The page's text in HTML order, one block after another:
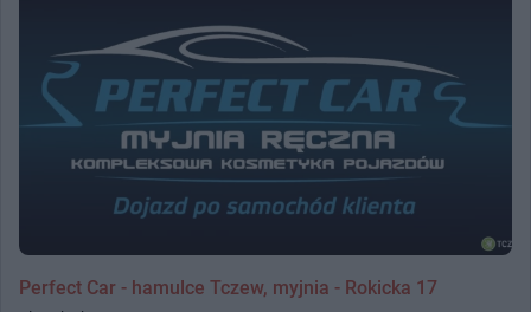
Perfect Car - hamulce Tczew, myjnia - Rokicka 17